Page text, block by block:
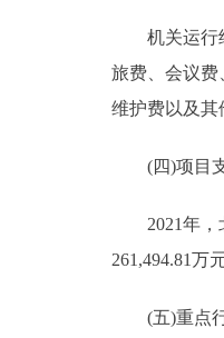
机关运行经
旅费、会议费
维护费以及其
(四)项目支
2021年，北
261,494.81万
(五)重点行